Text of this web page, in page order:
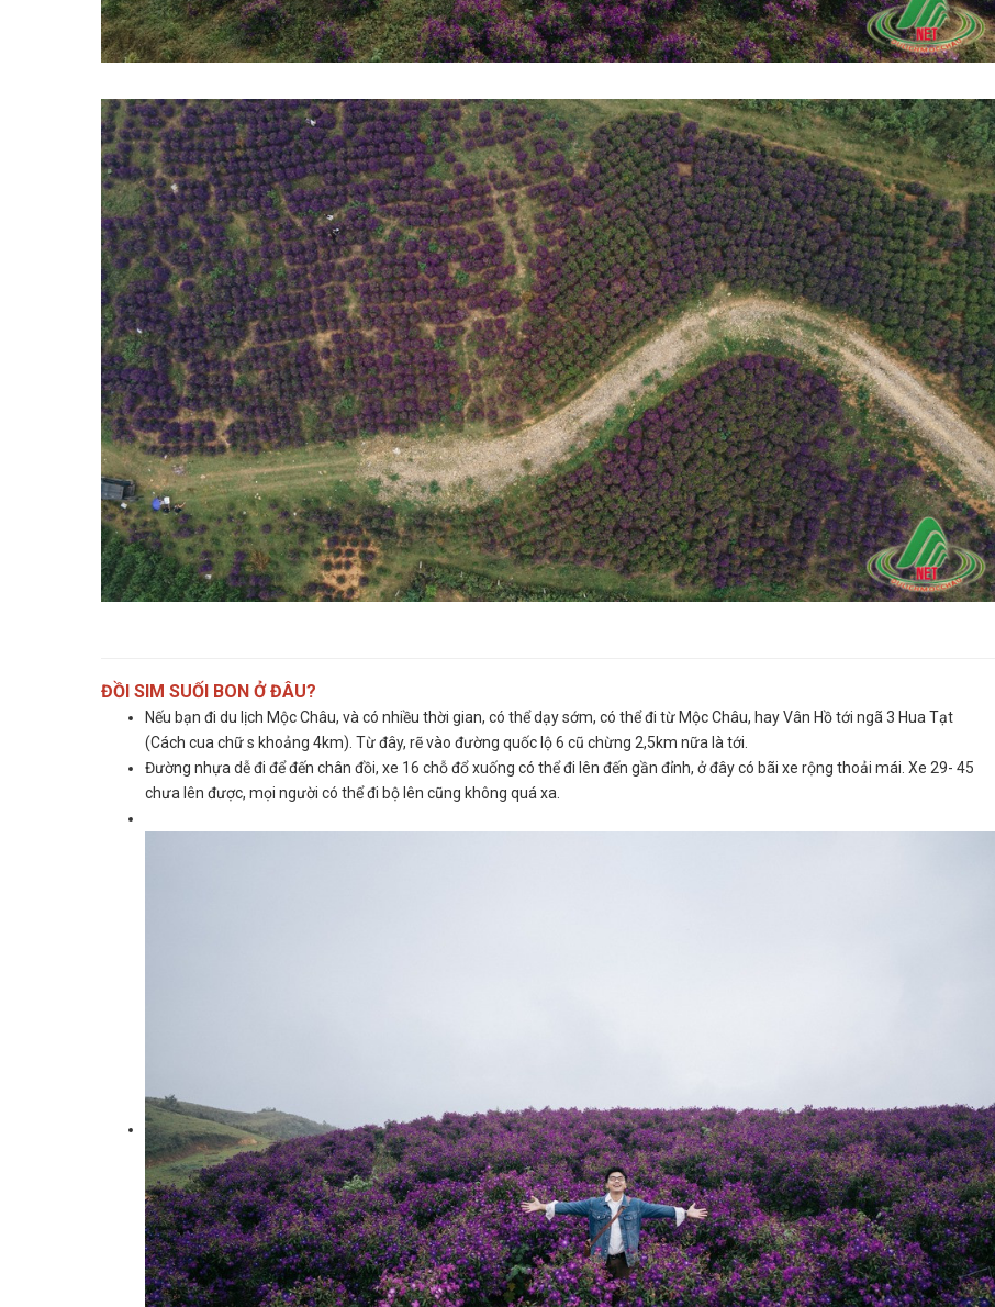
ĐỒI SIM SUỐI BON Ở ĐÂU?
Nếu bạn đi du lịch Mộc Châu, và có nhiều thời gian, có thể dạy sớm, có thể đi từ Mộc Châu, hay Vân Hồ tới ngã 3 Hua Tạt
(Cách cua chữ s khoảng 4km). Từ đây, rẽ vào đường quốc lộ 6 cũ chừng 2,5km nữa là tới.
Đường nhựa dễ đi để đến chân đồi, xe 16 chỗ đổ xuống có thể đi lên đến gần đỉnh, ở đây có bãi xe rộng thoải mái. Xe 29- 45
chưa lên được, mọi người có thể đi bộ lên cũng không quá xa.